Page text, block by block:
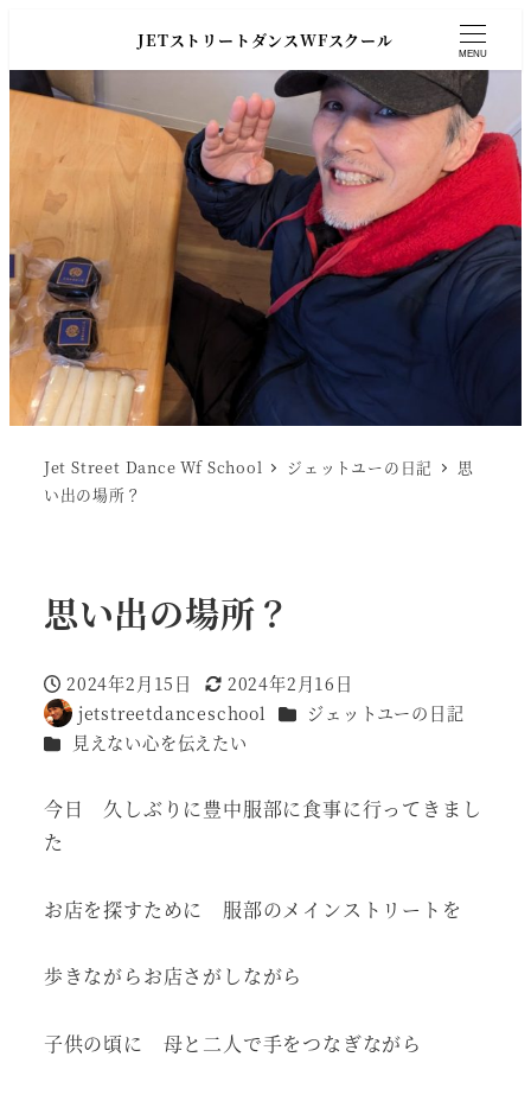
JETストリートダンスWFスクール
MENU
Jet Street Dance Wf School ジェットユーの日記
思
い出の場所？
思い出の場所？
投稿日
2024年2月15日
更新日
2024年2月16日
著
者
jetstreetdanceschool カテゴリー
ジェットユーの日記
カテゴリー
見えない心を伝えたい
今日 久しぶりに豊中服部に食事に行ってきまし
た
お店を探すために 服部のメインストリートを
歩きながらお店さがしながら
子供の頃に 母と二人で手をつなぎながら